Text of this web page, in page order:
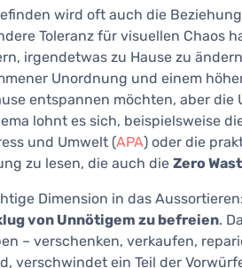
wird oft auch die
Toleranz für visuellen Chaos
irgendetwas zu Hause zu
Unordnung und einem
entspannen möchten, aber die
lohnt es sich, beispielsweise
und Umwelt (APA) oder die
zu lesen, die auch die Zero
Dimension in das
von Unnötigem zu befreien.
– verschenken, verkaufen,
verschwindet ein Teil der